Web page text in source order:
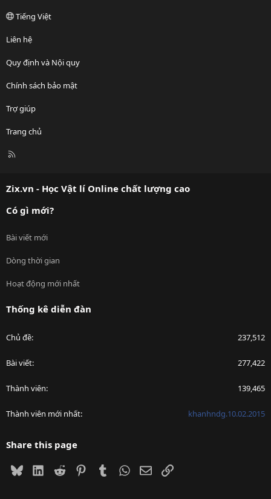
Tiếng Việt
Liên hệ
Quy định và Nội quy
Chính sách bảo mật
Trợ giúp
Trang chủ
R
Zix.vn - Học Vật lí Online chất lượng cao
Có gì mới?
Bài viết mới
Dòng thời gian
Hoạt động mới nhất
Thống kê diễn đàn
Chủ đề 237,512
Bài viết 277,422
Thành viên 139,465
Thành viên mới nhất khanhndg.10.02.2015
Share this page
BlueskyLinkedIn
Reddit PinterestTumblrWhatsApp
EmailLink